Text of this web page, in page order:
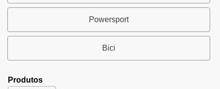
Powersport
Bici
Produtos